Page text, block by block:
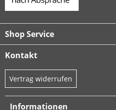
Shop Service
Kontakt
Vertrag widerrufen
Informationen